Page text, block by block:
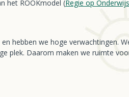
het ROOKmodel (Regie op
hebben we hoge verwachtingen.
plek. Daarom maken we ruimte